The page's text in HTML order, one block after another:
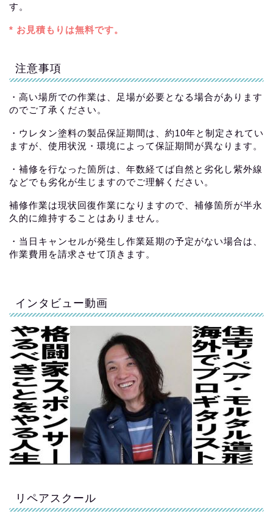
す。
* お見積もりは無料です。
注意事項
・高い場所での作業は、足場が必要となる場合があります
のでご了承ください。
・ウレタン塗料の製品保証期間は、約10年と制定されてい
ますが、使用状況・環境によって保証期間が異なります。
・補修を行なった箇所は、年数経てば自然と劣化し紫外線
などでも劣化が生じますのでご理解ください。
補修作業は現状回復作業になりますので、補修箇所が半永
久的に維持することはありません。
・当日キャンセルが発生し作業延期の予定がない場合は、
作業費用を請求させて頂きます。
インタビュー動画
リペアスクール